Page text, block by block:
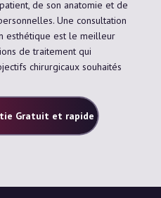
de son anatomie et de
Une consultation
esthétique est le meilleur
de traitement qui
chirurgicaux souhaités
Gratuit et rapide